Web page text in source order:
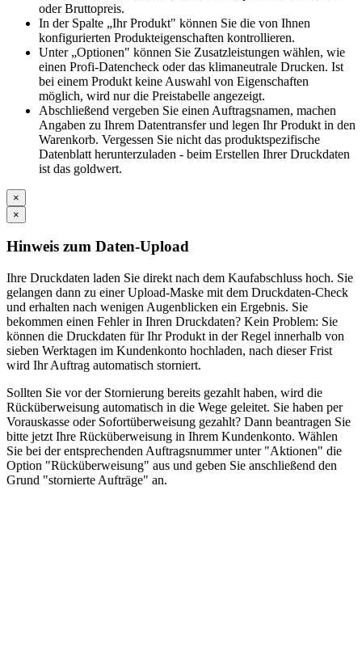
oder Bruttopreis.
In der Spalte „Ihr Produkt" können Sie die von Ihnen
konfigurierten Produkteigenschaften kontrollieren.
Unter „Optionen" können Sie Zusatzleistungen wählen, wie
einen Profi-Datencheck oder das klimaneutrale Drucken. Ist
bei einem Produkt keine Auswahl von Eigenschaften
möglich, wird nur die Preistabelle angezeigt.
Abschließend vergeben Sie einen Auftragsnamen, machen
Angaben zu Ihrem Datentransfer und legen Ihr Produkt in den
Warenkorb. Vergessen Sie nicht das produktspezifische
Datenblatt herunterzuladen - beim Erstellen Ihrer Druckdaten
ist das goldwert.
×
×
Hinweis zum Daten-Upload
Ihre Druckdaten laden Sie direkt nach dem Kaufabschluss hoch. Sie
gelangen dann zu einer Upload-Maske mit dem Druckdaten-Check
und erhalten nach wenigen Augenblicken ein Ergebnis. Sie
bekommen einen Fehler in Ihren Druckdaten? Kein Problem: Sie
können die Druckdaten für Ihr Produkt in der Regel innerhalb von
sieben Werktagen im Kundenkonto hochladen, nach dieser Frist
wird Ihr Auftrag automatisch storniert.
Sollten Sie vor der Stornierung bereits gezahlt haben, wird die
Rücküberweisung automatisch in die Wege geleitet. Sie haben per
Vorauskasse oder Sofortüberweisung gezahlt? Dann beantragen Sie
bitte jetzt Ihre Rücküberweisung in Ihrem Kundenkonto. Wählen
Sie bei der entsprechenden Auftragsnummer unter "Aktionen" die
Option "Rücküberweisung" aus und geben Sie anschließend den
Grund "stornierte Aufträge" an.